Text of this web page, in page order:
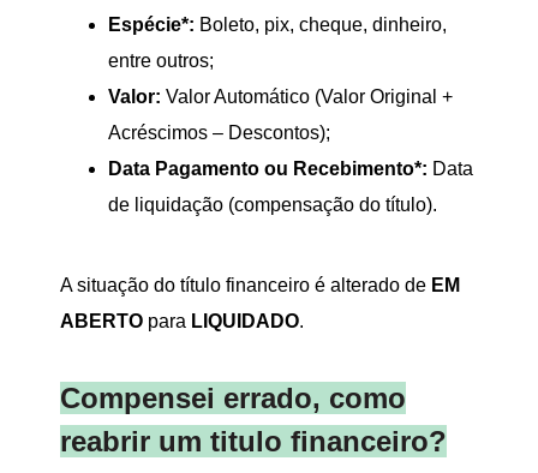
Espécie*: Boleto, pix, cheque, dinheiro,
entre outros;
Valor: Valor Automático (Valor Original +
Acréscimos – Descontos);
Data Pagamento ou Recebimento*: Data
de liquidação (compensação do título).
A situação do título financeiro é alterado de EM
ABERTO para LIQUIDADO.
Compensei errado, como
reabrir um titulo financeiro?